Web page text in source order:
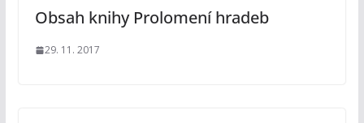
Obsah knihy Prolomení hradeb
29. 11. 2017